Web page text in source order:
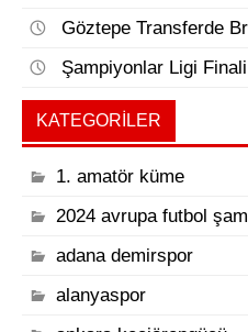
Göztepe Transferde
Şampiyonlar Ligi
KATEGORILER
1. amatör küme
2024 avrupa futbol
adana demirspor
alanyaspor